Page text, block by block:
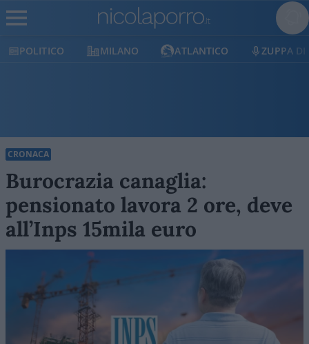
POLITICO MILANO ATLANTICO ZUPPA DI
CRONACA
Burocrazia canaglia:
pensionato lavora 2 ore, deve
all’Inps 15mila euro